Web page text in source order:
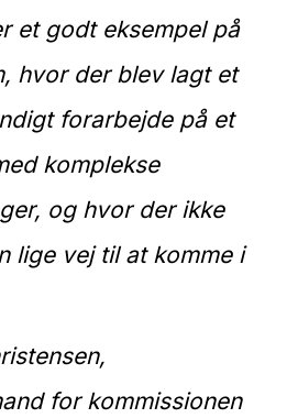
et godt eksempel på
hvor der blev lagt et
forarbejde på et
komplekse
og hvor der ikke
lige vej til at komme i
for kommissionen